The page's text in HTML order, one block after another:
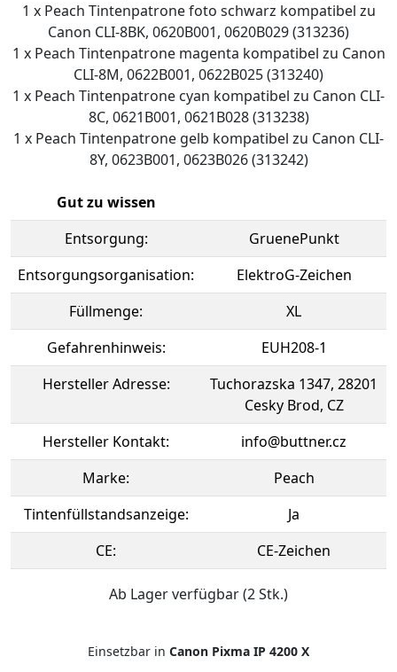
1 x Peach Tintenpatrone foto schwarz kompatibel zu
Canon CLI-8BK, 0620B001, 0620B029 (313236)
1 x Peach Tintenpatrone magenta kompatibel zu Canon
CLI-8M, 0622B001, 0622B025 (313240)
1 x Peach Tintenpatrone cyan kompatibel zu Canon CLI-
8C, 0621B001, 0621B028 (313238)
1 x Peach Tintenpatrone gelb kompatibel zu Canon CLI-
8Y, 0623B001, 0623B026 (313242)
Gut zu wissen
Entsorgung:
GruenePunkt
Entsorgungsorganisation:
ElektroG-Zeichen
Füllmenge:
XL
Gefahrenhinweis:
EUH208-1
Hersteller Adresse:
Tuchorazska 1347, 28201
Cesky Brod, CZ
Hersteller Kontakt:
info@buttner.cz
Marke:
Peach
Tintenfüllstandsanzeige:
Ja
CE:
CE-Zeichen
Ab Lager verfügbar (2 Stk.)
Einsetzbar in Canon Pixma IP 4200 X